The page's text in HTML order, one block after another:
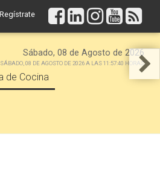
Regístrate
Sábado, 08 de Agosto de 2026
08 DE AGOSTO DE 2026 A LAS 11:57:40 HORAS
de Cocina